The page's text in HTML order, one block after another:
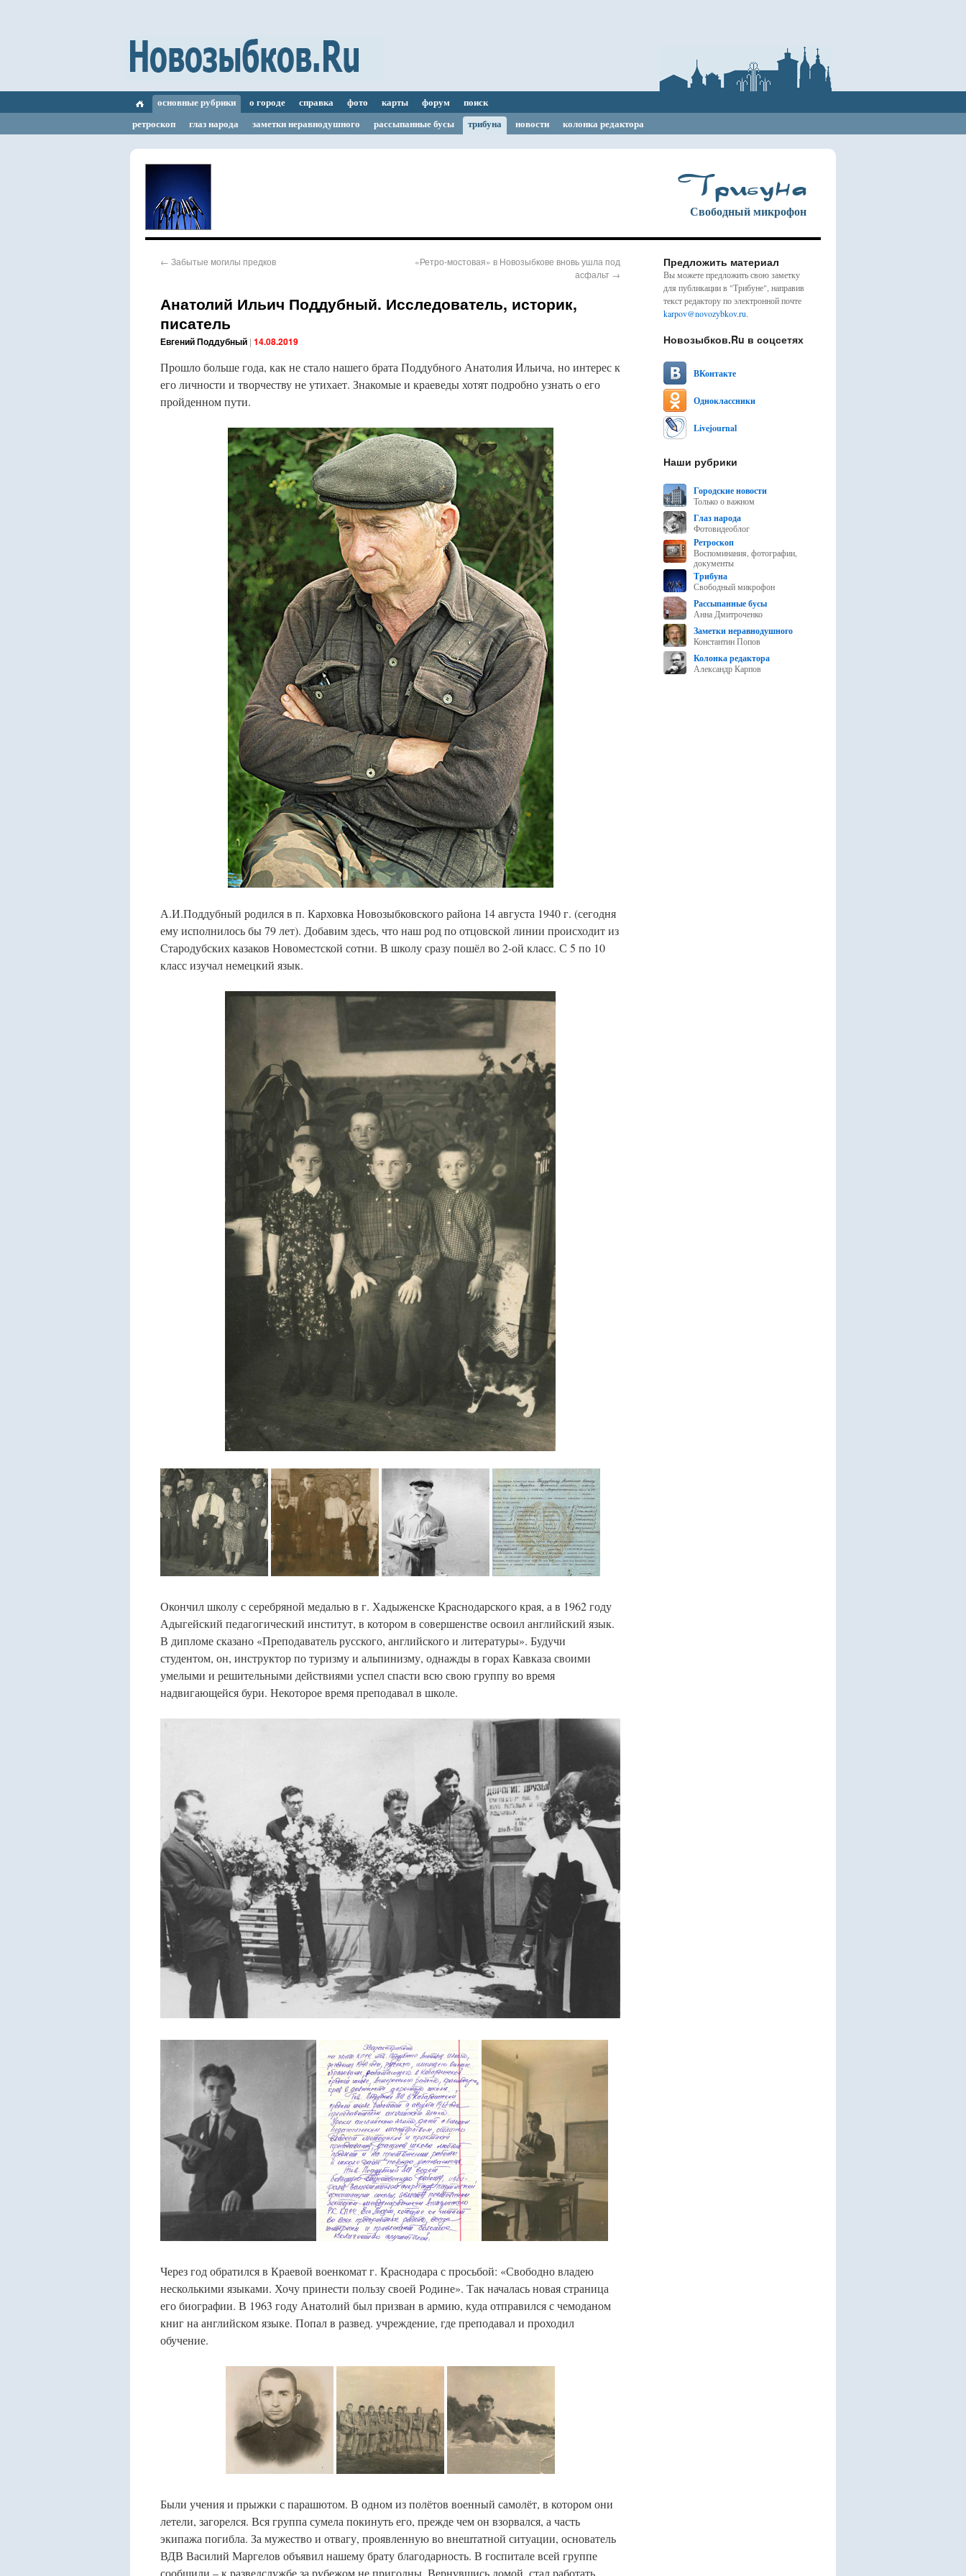
основные рубрики о городе справка фото карты форум
поиск
ретроскоп
глаз народа заметки неравнодушного рассыпанные бусы трибуна новости колонка редактора
Трибуна
Свободный микрофон
← Забытые могилы предков
«Ретро-мостовая» в Новозыбкове вновь ушла под
асфальт →
Анатолий Ильич Поддубный. Исследователь, историк,
писатель
Евгений Поддубный | 14.08.2019
Прошло больше года, как не стало нашего брата Поддубного Анатолия Ильича, но интерес к
его личности и творчеству не утихает. Знакомые и краеведы хотят подробно узнать о его
пройденном пути.
А.И.Поддубный родился в п. Карховка Новозыбковского района 14 августа 1940 г. (сегодня
ему исполнилось бы 79 лет). Добавим здесь, что наш род по отцовской линии происходит из
Стародубских казаков Новоместской сотни. В школу сразу пошёл во 2-ой класс. С 5 по 10
класс изучал немецкий язык.
Окончил школу с серебряной медалью в г. Хадыженске Краснодарского края, а в 1962 году
Адыгейский педагогический институт, в котором в совершенстве освоил английский язык.
В дипломе сказано «Преподаватель русского, английского и литературы». Будучи
студентом, он, инструктор по туризму и альпинизму, однажды в горах Кавказа своими
умелыми и решительными действиями успел спасти всю свою группу во время
надвигающейся бури. Некоторое время преподавал в школе.
Через год обратился в Краевой военкомат г. Краснодара с просьбой: «Свободно владею
несколькими языками. Хочу принести пользу своей Родине». Так началась новая страница
его биографии. В 1963 году Анатолий был призван в армию, куда отправился с чемоданом
книг на английском языке. Попал в развед. учреждение, где преподавал и проходил
обучение.
Были учения и прыжки с парашютом. В одном из полётов военный самолёт, в котором они
летели, загорелся. Вся группа сумела покинуть его, прежде чем он взорвался, а часть
экипажа погибла. За мужество и отвагу, проявленную во внештатной ситуации, основатель
ВДВ Василий Маргелов объявил нашему брату благодарность. В госпитале всей группе
сообщили – к разведслужбе за рубежом не пригодны. Вернувшись домой, стал работать
Предложить материал
Вы можете предложить свою заметку
для публикации в "Трибуне", направив
текст редактору по электронной почте
karpov@novozybkov.ru.
Новозыбков.Ru в соцсетях
ВКонтакте
Одноклассники
Livejournal
Наши рубрики
Городские новости
Только о важном
Глаз народа
Фотовидеоблог
Ретроскоп
Воспоминания, фотографии,
документы
Трибуна
Свободный микрофон
Рассыпанные бусы
Анна Дмитроченко
Заметки неравнодушного
Константин Попов
Колонка редактора
Александр Карпов